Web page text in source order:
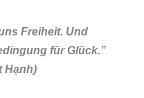
Freiheit. Und
für Glück.”
Hạnh)